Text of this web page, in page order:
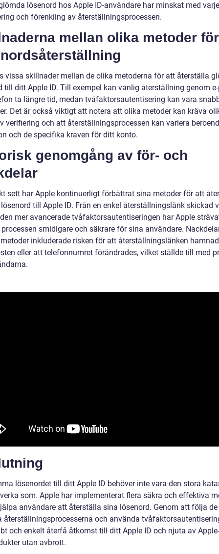
lösenord hos Apple ID-användare har minskat med varje
och förenkling av återställningsprocessen.
mellan olika metoder för
vissa skillnader mellan de olika metoderna för att återställa
till ditt Apple ID. Till exempel kan vanlig återställning genom
ta längre tid, medan tvåfaktorsautentisering kan vara
Det är också viktigt att notera att olika metoder kan kräva
verifiering och att återställningsprocessen kan variera
och de specifika kraven för ditt konto.
genomgång av för- och
sett har Apple kontinuerligt förbättrat sina metoder för att
till Apple ID. Från en enkel återställningslänk skickad
mer avancerade tvåfaktorsautentiseringen har Apple
smidigare och säkrare för sina användare.
inkluderade risken för att återställningslänken
eller att telefonnumret förändrades, vilket ställde till med
lösenordet till ditt Apple ID behöver inte vara den stora
som. Apple har implementerat flera säkra och effektiva
användare att återställa sina lösenord. Genom att följa de
återställningsprocesserna och använda
och enkelt återfå åtkomst till ditt Apple ID och njuta av
utan avbrott.